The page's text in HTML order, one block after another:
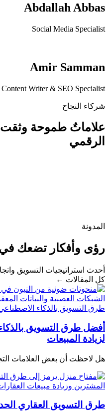
Abdallah Abbas
Social Media Specialist
Amir Samman
Content Writer & SEO Specialist
شركاء النجاح
علاماتٌ طموحة وثقت
الرقمي
المدونة
رؤى وأفكار تضعك
أحدث استراتيجيات التسويق
كل المقالات ←
أفضل طرق التسويق
لزيادة المبيعات
هل لاحظت أن بعض العلامات
طرق التسويق العقاري